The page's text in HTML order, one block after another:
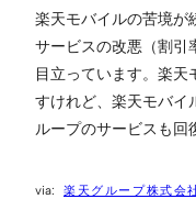
楽天モバイルの苦境が
サービスの改悪（割引
目立っています。楽
すけれど、楽天モバイ
ループのサービスも回
楽天グループ株式会